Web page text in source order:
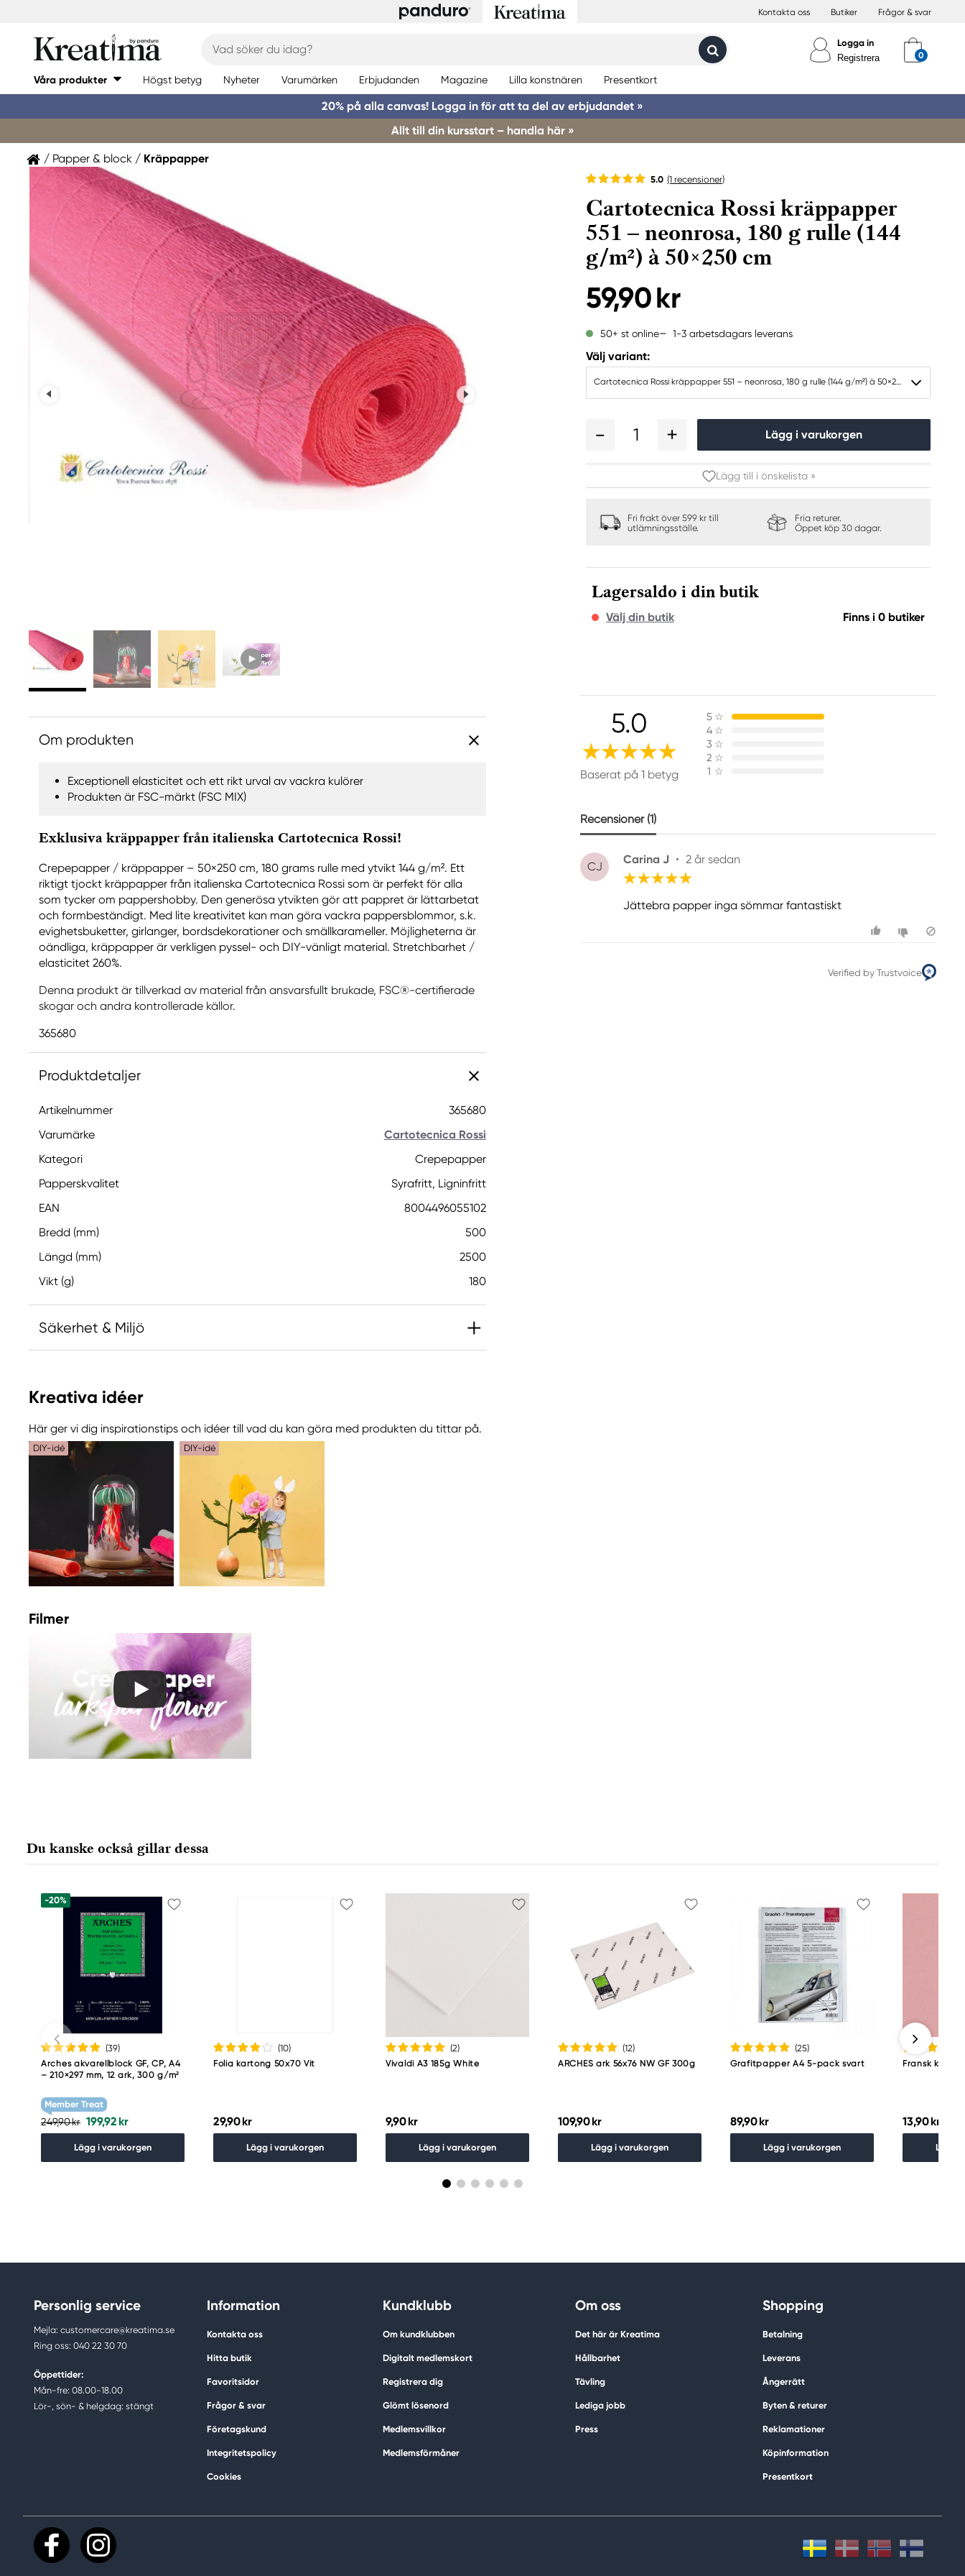
Kontakta oss Butiker Frågor & svar
Logga in
Registrera
Våra produkter Högst betyg Nyheter Varumärken Erbjudanden Magazine Lilla konstnären Presentkort
20% på alla canvas! Logga in för att ta del av erbjudandet »
Allt till din kursstart – handla här »
Papper & block Kräppapper
5.0 (1 recensioner)
Cartotecnica Rossi kräppapper
551 – neonrosa, 180 g rulle (144
g/m²) à 50×250 cm
59,90 kr
50+ st online 1-3 arbetsdagars leverans
Välj variant:
Cartotecnica Rossi kräppapper 551 – neonrosa, 180 g rulle (144 g/m²) à 50×250 cm
1 Lägg i varukorgen
Lägg till i önskelista »
Fri frakt över 599 kr till
utlämningsställe.
Fria returer.
Öppet köp 30 dagar.
Lagersaldo i din butik
Välj din butik Finns i 0 butiker
Om produkten
Exceptionell elasticitet och ett rikt urval av vackra kulörer
Produkten är FSC-märkt (FSC MIX)
Exklusiva kräppapper från italienska Cartotecnica Rossi!
Crepepapper / kräppapper – 50×250 cm, 180 grams rulle med ytvikt 144 g/m². Ett
riktigt tjockt kräppapper från italienska Cartotecnica Rossi som är perfekt för alla
som tycker om pappershobby. Den generösa ytvikten gör att pappret är lättarbetat
och formbeständigt. Med lite kreativitet kan man göra vackra pappersblommor, s.k.
evighetsbuketter, girlanger, bordsdekorationer och smällkarameller. Möjligheterna är
oändliga, kräppapper är verkligen pyssel- och DIY-vänligt material. Stretchbarhet /
elasticitet 260%.
Denna produkt är tillverkad av material från ansvarsfullt brukade, FSC®-certifierade
skogar och andra kontrollerade källor.
365680
Produktdetaljer
Artikelnummer
365680
Varumärke
Cartotecnica Rossi
Kategori
Crepepapper
Papperskvalitet
Syrafritt, Ligninfritt
EAN
8004496055102
Bredd (mm)
500
Längd (mm)
2500
Vikt (g)
180
Säkerhet & Miljö
Cartotecnica Rossi
Via Perale, 19
36011 Arsiero (VI) Italy
customercare@cartotecnicarossi.it
+39 0445 731 767
5.0
Baserat på 1 betyg
5 ☆
4 ☆
3 ☆
2 ☆
1 ☆
Recensioner (1)
CJ
Carina J • 2 år sedan
Jättebra papper inga sömmar fantastiskt
Verified by Trustvoice
Kreativa idéer
Här ger vi dig inspirationstips och idéer till vad du kan göra med produkten du tittar på.
DIY-idé DIY-idé
Filmer
Du kanske också gillar dessa
-20%
(39)
Arches akvarellblock GF, CP, A4
– 210×297 mm, 12 ark, 300 g/m²
Member Treat
249,90 kr 199,92 kr
Lägg i varukorgen
(10)
Folia kartong 50x70 Vit
29,90 kr
Lägg i varukorgen
(2)
Vivaldi A3 185g White
9,90 kr
Lägg i varukorgen
(12)
ARCHES ark 56x76 NW GF 300g
109,90 kr
Lägg i varukorgen
(25)
Grafitpapper A4 5-pack svart
89,90 kr
Lägg i varukorgen
Fransk
13,90 kr
Lägg i
Personlig service
Mejla: customercare@kreatima.se
Ring oss: 040 22 30 70
Öppettider:
Mån-fre: 08.00-18.00
Lör-, sön- & helgdag: stängt
Information
Kontakta oss
Hitta butik
Favoritsidor
Frågor & svar
Företagskund
Integritetspolicy
Cookies
Kundklubb
Om kundklubben
Digitalt medlemskort
Registrera dig
Glömt lösenord
Medlemsvillkor
Medlemsförmåner
Om oss
Det här är Kreatima
Hållbarhet
Tävling
Lediga jobb
Press
Shopping
Betalning
Leverans
Ångerrätt
Byten & returer
Reklamationer
Köpinformation
Presentkort